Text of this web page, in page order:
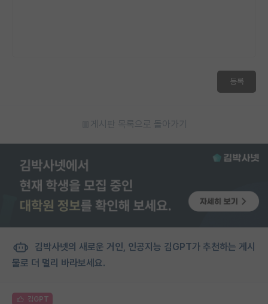
등록
게시판 목록으로 돌아가기
김박사넷의 새로운 거인, 인공지능 김GPT가 추천하는 게시
물로 더 멀리 바라보세요.
김GPT